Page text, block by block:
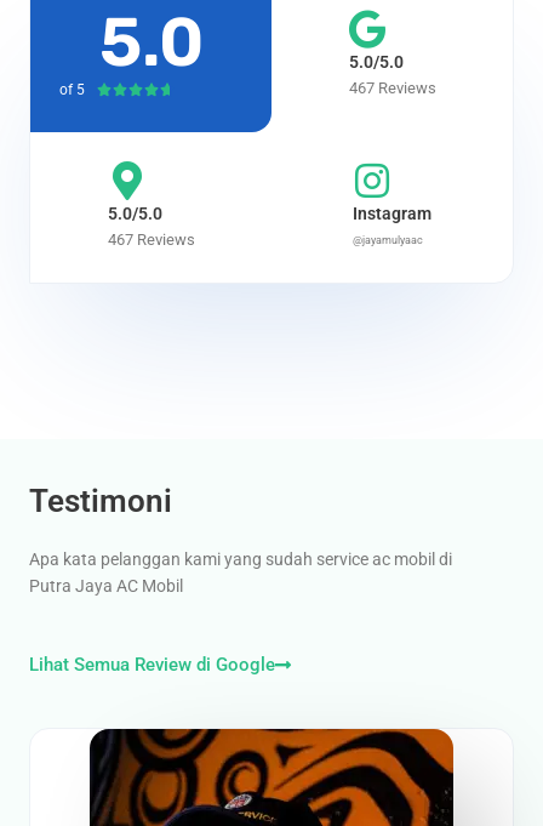
5.0
of 5 
5.0/5.0
467 Reviews
5.0/5.0
467 Reviews
Instagram
@jayamulyaac
Testimoni
Apa kata pelanggan kami yang sudah service ac mobil di
Putra Jaya AC Mobil
Lihat Semua Review di Google